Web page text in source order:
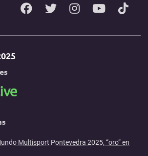
Multisport Pontevedra 2025, “oro” en